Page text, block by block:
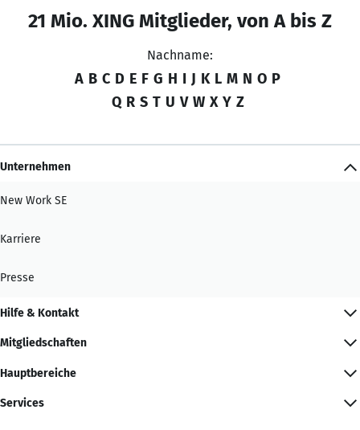
21 Mio. XING Mitglieder, von A bis Z
Nachname:
A B C D E F G H I J K L M N O P
Q R S T U V W X Y Z
Unternehmen
New Work SE
Karriere
Presse
Hilfe & Kontakt
Mitgliedschaften
Hauptbereiche
Services